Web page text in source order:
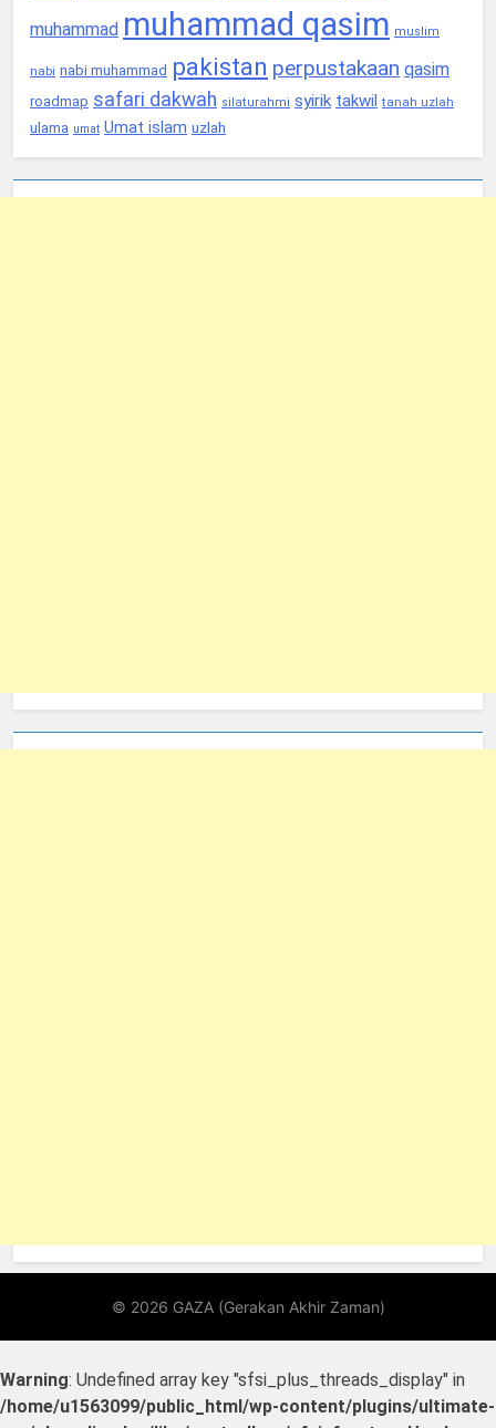
muhammad muhammad qasim muslim
nabi nabi muhammad pakistan perpustakaan qasim
roadmap safari dakwah silaturahmi syirik takwil tanah uzlah
ulama umat Umat islam uzlah
Warning: Undefined array key "sfsi_plus_threads_display" in
/home/u1563099/public_html/wp-content/plugins/ultimate-